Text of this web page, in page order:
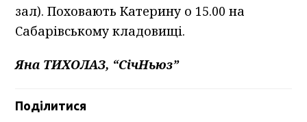
зал). Поховають Катерину о 15.00 на
Сабарівському кладовищі.
Яна ТИХОЛАЗ, “СічНьюз”
Поділитися